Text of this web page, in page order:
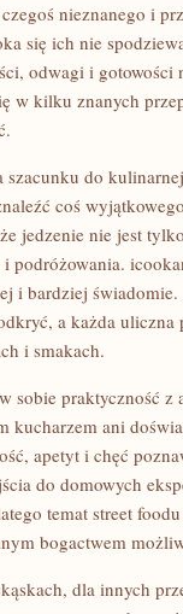
nieznanego i
się ich nie
odwagi i
w kilku znanych
szacunku do
coś
jedzenie nie jest
podróżowania.
i bardziej
a każda
i smakach.
sobie praktyczność z
kucharzem ani
apetyt i chęć
do domowych
temat street
bogactwem
dla innych